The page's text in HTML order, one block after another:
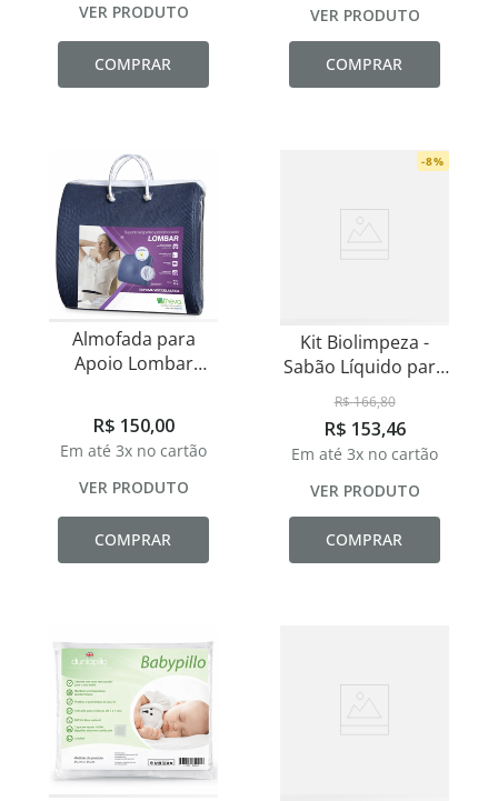
VER PRODUTO
COMPRAR
VER PRODUTO
COMPRAR
Almofada para
Apoio Lombar
R$ 150,00
Em até 3x no cartão
VER PRODUTO
COMPRAR
-8%
Kit Biolimpeza -
Sabão Líquido para
Roupas 1L
R$166,80
R$ 153,46
Em até 3x no cartão
VER PRODUTO
COMPRAR